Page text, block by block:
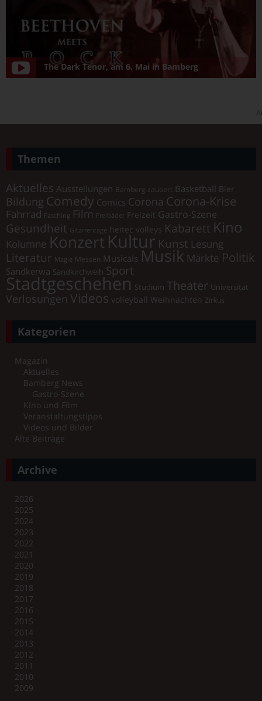
The Dark Tenor, am 6. Mai in Bamberg
Themen
Aktuelles Ausstellungen Bamberg zaubert Basketball Bier
Bildung Comedy Comics Corona Corona-Krise
Fahrrad Fasching Film Freibäder Freizeit Gastro-Szene
Gesundheit Gitarrentage heitec volleys Kabarett Kino
Kolumne Konzert Kultur Kunst Lesung
Literatur Magie Messen Musicals Musik Märkte Politik
Sandkerwa Sandkirchweih Sport
Stadtgeschehen Studium Theater Universität
Verlosungen Videos volleyball Weihnachten Zirkus
Kategorien
Magazin
Aktuelles
Bamberg News
Gastro-Szene
Kino und Film
Veranstaltungstipps
Videos und Bilder
Alte Beiträge
Archive
2026
2025
2024
2023
2022
2021
2020
2019
2018
2017
2016
2015
2014
2013
2012
2011
2010
2009